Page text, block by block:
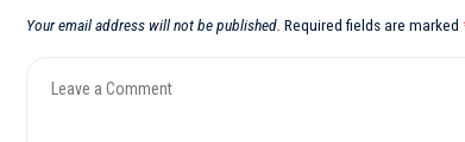
Your email address will not be published. Required fields are marked